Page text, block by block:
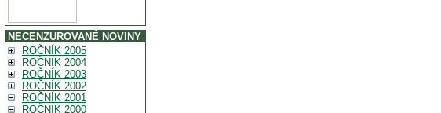
NECENZUROVANÉ NOVINY
ROČNÍK 2005
ROČNÍK 2004
ROČNÍK 2003
ROČNÍK 2002
ROČNÍK 2001
ROČNÍK 2000